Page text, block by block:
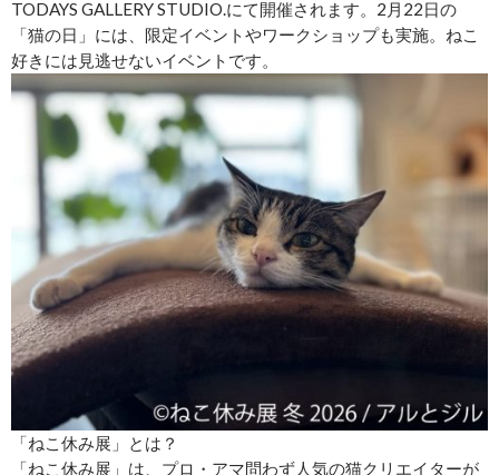
TODAYS GALLERY STUDIO.にて開催されます。2月22日の
「猫の日」には、限定イベントやワークショップも実施。ねこ
好きには見逃せないイベントです。
「ねこ休み展」とは？
「ねこ休み展」は、プロ・アマ問わず人気の猫クリエイターが